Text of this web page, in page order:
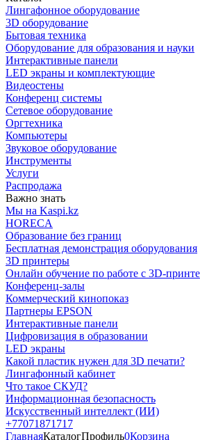
Лингафонное оборудование
3D оборудование
Бытовая техника
Оборудование для образования и науки
Интерактивные панели
LED экраны и комплектующие
Видеостены
Конференц системы
Сетевое оборудование
Оргтехника
Компьютеры
Звуковое оборудование
Инструменты
Услуги
Распродажа
Важно знать
Мы на Kaspi.kz
HORECA
Образование без границ
Бесплатная демонстрация оборудования
3D принтеры
Онлайн обучение по работе с 3D-
Конференц-залы
Коммерческий кинопоказ
Партнеры EPSON
Интерактивные панели
Цифровизация в образовании
LED экраны
Какой пластик нужен для 3D печати?
Лингафонный кабинет
Что такое СКУД?
Информационная безопасность
Искусственный интеллект (ИИ)
+77071871717
ГлавнаяКаталогПрофиль0Корзина